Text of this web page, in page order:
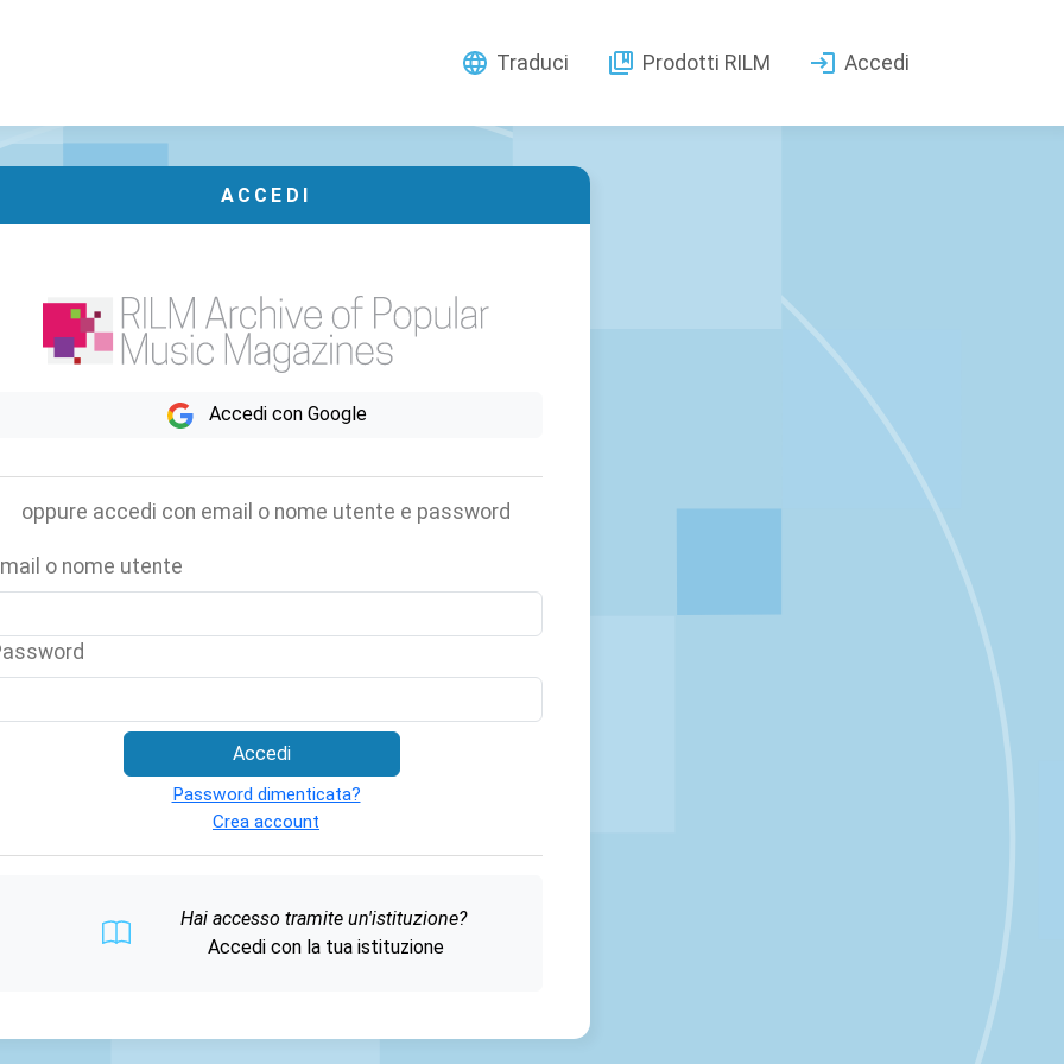
Traduci Prodotti RILM Accedi
ACCEDI
Accedi con Google
oppure accedi con email o nome utente e password
o nome utente
Accedi
Password dimenticata?
Crea account
Hai accesso tramite un'istituzione?
Accedi con la tua istituzione